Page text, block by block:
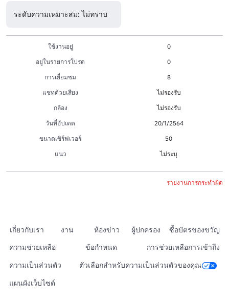
ระดับความเหมาะสม: ไม่ทราบ
ใช้งานอยู่
0
อยู่ในรายการโปรด
0
การเยี่ยมชม
8
แชทด้วยเสียง
ไม่รองรับ
กล้อง
ไม่รองรับ
วันที่อัปเดต
20/1/2564
ขนาดเซิร์ฟเวอร์
50
แนว
ไม่ระบุ
รายงานการกระทำผิด
เกี่ยวกับเรา งาน ห้องข่าว ผู้ปกครอง
ซื้อบัตรของขวัญ
ความช่วยเหลือ
ข้อกำหนด
การช่วยเหลือการเข้าถึง
ความเป็นส่วนตัว
ตัวเลือกสำหรับความเป็นส่วนตัวของคุณ
แผนผังเว็บไซต์